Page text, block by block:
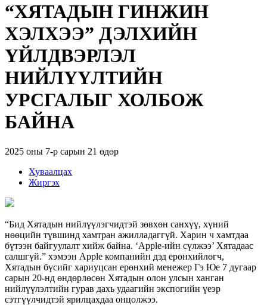
“ХЯТАДЫН ГИНЖИН
ХЭЛХЭЭ” ДЭЛХИЙН
ҮЙЛДВЭРЛЭЛ
НИЙЛҮҮЛТИЙН
УРСГАЛЫГ ХОЛБОЖ
БАЙНА
2025 оны 7-р сарын 21 өдөр
Хуваалцах
Жиргэх
“Бид Хятадын нийлүүлэгчидтэй зөвхөн санхүү, хүний
нөөцийн түвшинд хамтран ажилладаггүй. Харин ч хамтдаа
бүтээн байгуулалт хийж байна. ‘Apple-ийн сүлжээ’ Хятадаас
салшгүй.” хэмээн Apple компанийн дэд ерөнхийлөгч,
Хятадын бүсийг хариуцсан ерөнхий менежер Гэ Юе 7 дугаар
сарын 20-нд өндөрлөсөн Хятадын олон улсын ханган
нийлүүлэлтийн гурав дахь удаагийн экспогийн үеэр
сэтгүүлчидтэй ярилцахдаа онцолжээ.